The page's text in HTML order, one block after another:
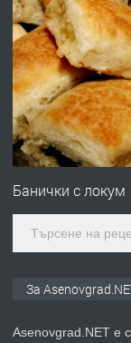
ПРЕДЛАГА
ПРЕДЛАГА
Банички с локум
За
Asenovgrad.NET